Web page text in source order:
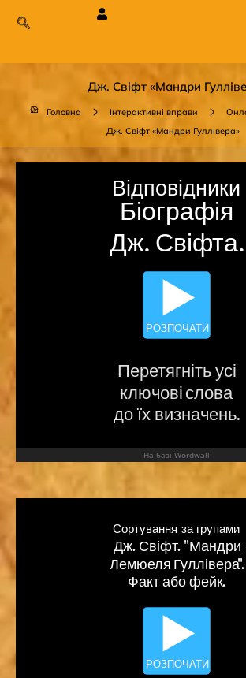
Дж. Свіфт «Мандри
Головна Інтерактивні вправи
Дж. Свіфт «Мандри Гуллівера»